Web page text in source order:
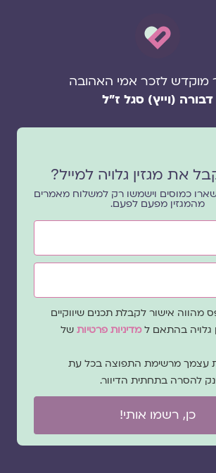
לזכר אמי האהובה
דבורה (וייץ) סגל ז"ל
את מגזין גלויה למייל?
כמוסים וישמשו רק למשלוח מאמרים
מהמגזין מפעם לפעם.
אישור לקבלת תכנים שיווקיים
גלויה בהתאם ל מדיניות פרטיותשל
עצמך מרשימת התפוצה בכל עת
להסרה בתחתית הדיוור.
כן, רשמו אותי!